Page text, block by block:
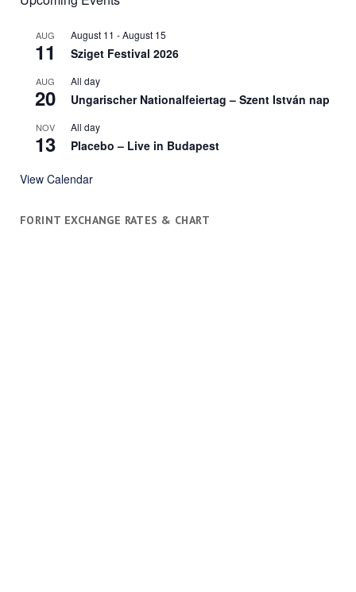
AUG
11
August 11 -August 15
Sziget Festival 2026
AUG
20
All day
Ungarischer Nationalfeiertag – Szent István nap
NOV
13
All day
Placebo – Live in Budapest
View Calendar
FORINT EXCHANGE RATES & CHART